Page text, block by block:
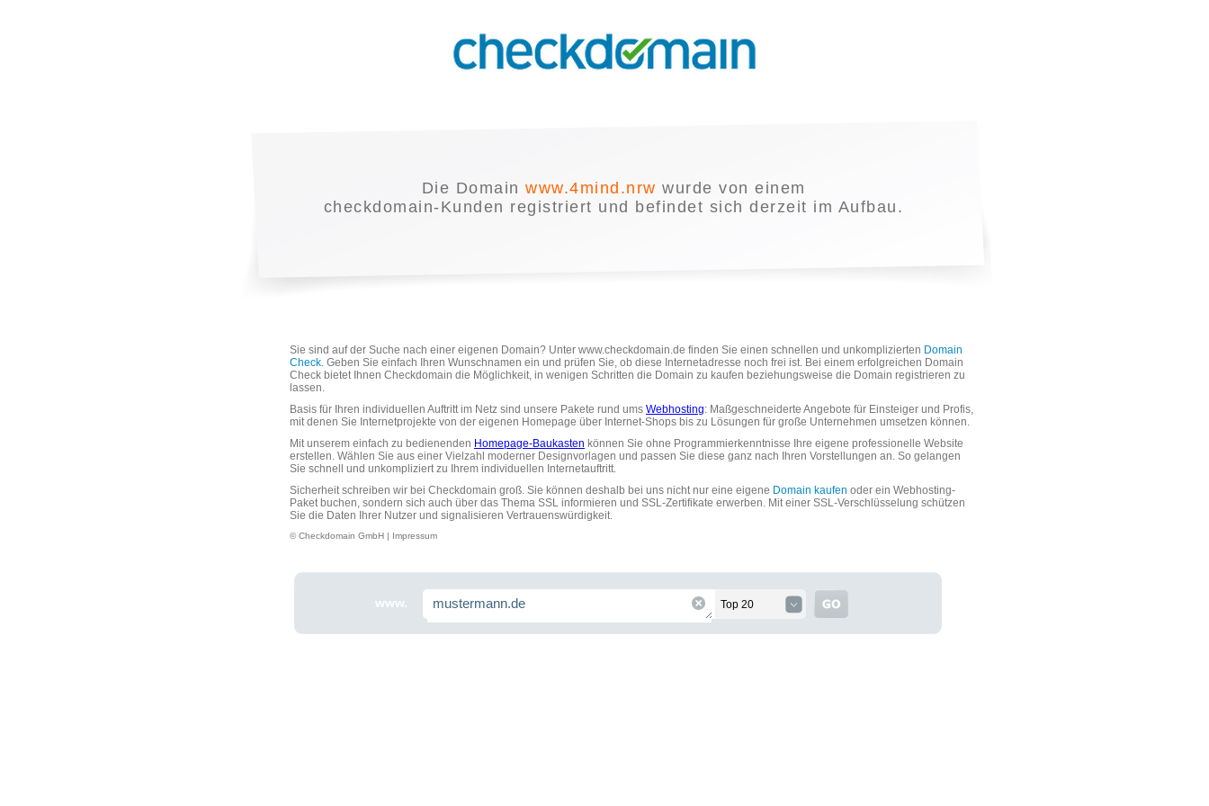
Die Domain www.4mind.nrw wurde von einem
checkdomain-Kunden registriert und befindet sich derzeit im Aufbau.
Sie sind auf der Suche nach einer eigenen Domain? Unter www.checkdomain.de finden Sie einen schnellen und unkomplizierten Domain
Check. Geben Sie einfach Ihren Wunschnamen ein und prüfen Sie, ob diese Internetadresse noch frei ist. Bei einem erfolgreichen Domain
Check bietet Ihnen Checkdomain die Möglichkeit, in wenigen Schritten die Domain zu kaufen beziehungsweise die Domain registrieren zu
lassen.
Basis für Ihren individuellen Auftritt im Netz sind unsere Pakete rund ums Webhosting: Maßgeschneiderte Angebote für Einsteiger und Profis,
mit denen Sie Internetprojekte von der eigenen Homepage über Internet-Shops bis zu Lösungen für große Unternehmen umsetzen können.
Mit unserem einfach zu bedienenden Homepage-Baukasten können Sie ohne Programmierkenntnisse Ihre eigene professionelle Website
erstellen. Wählen Sie aus einer Vielzahl moderner Designvorlagen und passen Sie diese ganz nach Ihren Vorstellungen an. So gelangen
Sie schnell und unkompliziert zu Ihrem individuellen Internetauftritt.
Sicherheit schreiben wir bei Checkdomain groß. Sie können deshalb bei uns nicht nur eine eigene Domain kaufen oder ein Webhosting-
Paket buchen, sondern sich auch über das Thema SSL informieren und SSL-Zertifikate erwerben. Mit einer SSL-Verschlüsselung schützen
Sie die Daten Ihrer Nutzer und signalisieren Vertrauenswürdigkeit.
© Checkdomain GmbH | Impressum
www. Top 20